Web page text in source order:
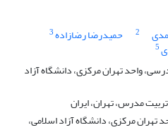
2 حمیدرضا رضازاده3
5
واحد تهران مرکزی، دانشگاه آزاد
مدرس، تهران، ایران
تهران مرکزی، دانشگاه آزاد اسلامی،